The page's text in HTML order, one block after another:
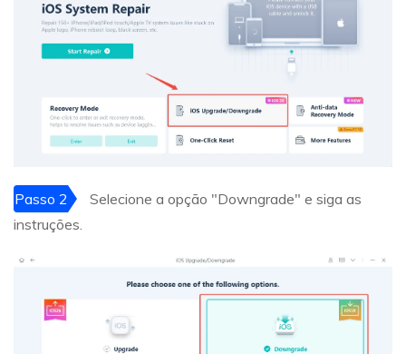
Passo 2
Selecione a opção "Downgrade" e siga as
instruções.